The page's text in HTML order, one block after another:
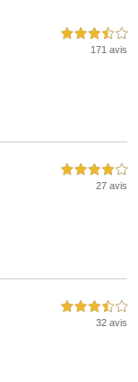
3,5 étoiles sur 5
171 avis
4,0 étoiles sur 5
27 avis
3,5 étoiles sur 5
32 avis